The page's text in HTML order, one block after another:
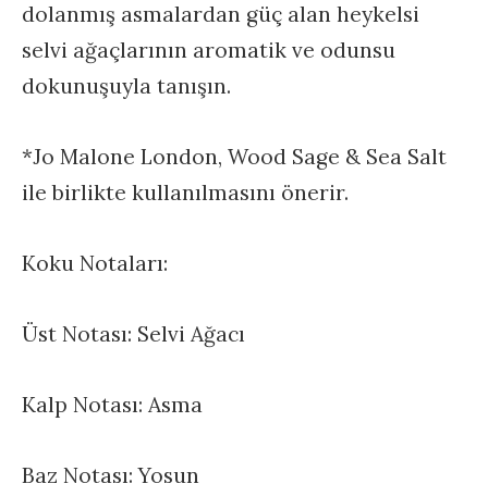
dolanmış asmalardan güç alan heykelsi
selvi ağaçlarının aromatik ve odunsu
dokunuşuyla tanışın.
*Jo Malone London, Wood Sage & Sea Salt
ile birlikte kullanılmasını önerir.
Koku Notaları:
Üst Notası: Selvi Ağacı
Kalp Notası: Asma
Baz Notası: Yosun